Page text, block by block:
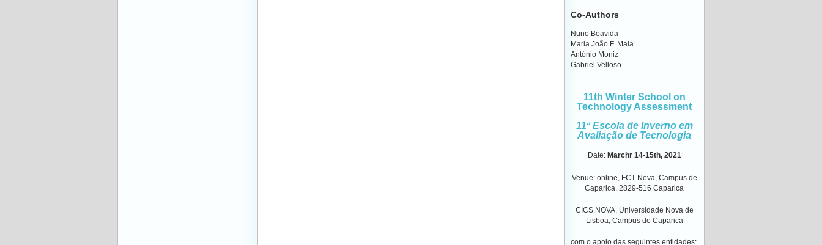
Co-Authors
Nuno Boavida
Maria João F. Maia
António Moniz
Gabriel Velloso
11th Winter School on
Technology Assessment
11ª Escola de Inverno em
Avaliação de Tecnologia
Date: Marchr 14-15th, 2021
Venue: online, FCT Nova, Campus de
Caparica, 2829-516 Caparica
CICS.NOVA, Universidade Nova de
Lisboa, Campus de Caparica
com o apoio das seguintes entidades: